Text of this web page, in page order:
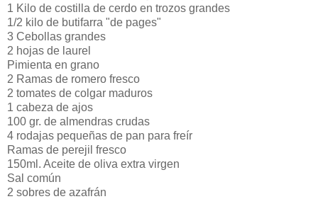
1 Kilo de costilla de cerdo en trozos grandes
1/2 kilo de butifarra "de pages"
3 Cebollas grandes
2 hojas de laurel
Pimienta en grano
2 Ramas de romero fresco
2 tomates de colgar maduros
1 cabeza de ajos
100 gr. de almendras crudas
4 rodajas pequeñas de pan para freír
Ramas de perejil fresco
150ml. Aceite de oliva extra virgen
Sal común
2 sobres de azafrán